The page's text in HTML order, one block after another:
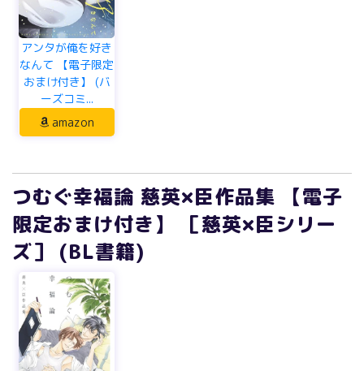
アンタが俺を好き
なんて 【電子限定
おまけ付き】 (バ
ーズコミ...
amazon
つむぐ幸福論 慈英×臣作品集 【電子
限定おまけ付き】 ［慈英×臣シリー
ズ］ (BL書籍)